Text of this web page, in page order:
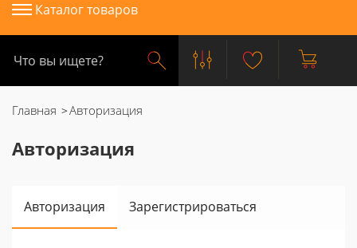
Каталог товаров
Главная Авторизация
Авторизация
Авторизация Зарегистрироваться